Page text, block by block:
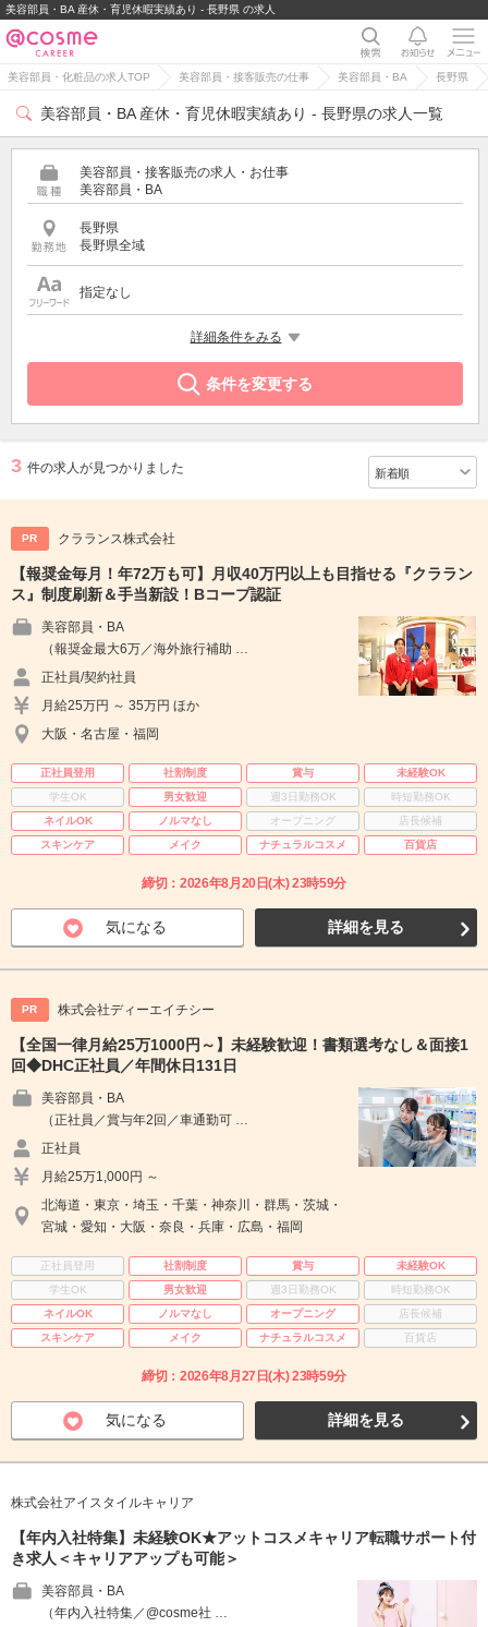
美容部員・BA 産休・育児休暇実績あり - 長野県 の求人
美容部員・化粧品の求人TOP 美容部員・接客販売の仕事 美容部員・BA 長野県
美容部員・BA 産休・育児休暇実績あり - 長野県の求人一覧
美容部員・接客販売の求人・お仕事
美容部員・BA
長野県
長野県全域
指定なし
詳細条件をみる
条件を変更する
3 件の求人が見つかりました
PR クラランス株式会社
【報奨金毎月！年72万も可】月収40万円以上も目指せる『クララン
ス』制度刷新＆手当新設！Bコープ認証
美容部員・BA
（報奨金最大6万／海外旅行補助 …
正社員/契約社員
月給25万円 ～ 35万円 ほか
大阪・名古屋・福岡
正社員登用 社割制度 賞与
未経験OK
学生OK
男女歓迎 週3日勤務OK
時短勤務OK
ネイルOK
ノルマなし オープニング
店長候補
スキンケア
メイク ナチュラルコスメ 百貨店
締切：2026年8月20日(木) 23時59分
気になる 詳細を見る
PR 株式会社ディーエイチシー
【全国一律月給25万1000円～】未経験歓迎！書類選考なし＆面接1
回◆DHC正社員／年間休日131日
美容部員・BA
（正社員／賞与年2回／車通勤可 …
正社員
月給25万1,000円 ～
北海道・東京・埼玉・千葉・神奈川・群馬・茨城・
宮城・愛知・大阪・奈良・兵庫・広島・福岡
正社員登用 社割制度 賞与
未経験OK
学生OK
男女歓迎 週3日勤務OK
時短勤務OK
ネイルOK
ノルマなし オープニング
店長候補
スキンケア
メイク ナチュラルコスメ 百貨店
締切：2026年8月27日(木) 23時59分
気になる 詳細を見る
株式会社アイスタイルキャリア
【年内入社特集】未経験OK★アットコスメキャリア転職サポート付
き求人＜キャリアアップも可能＞
美容部員・BA
（年内入社特集／@cosme社 …